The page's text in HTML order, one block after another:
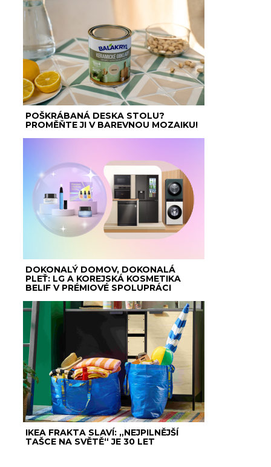
POŠKRÁBANÁ DESKA STOLU?
PROMĚŇTE JI V BAREVNOU MOZAIKU!
DOKONALÝ DOMOV, DOKONALÁ
PLEŤ: LG A KOREJSKÁ KOSMETIKA
BELIF V PRÉMIOVÉ SPOLUPRÁCI
IKEA FRAKTA SLAVÍ: „NEJPILNĚJŠÍ
TAŠCE NA SVĚTĚ“ JE 30 LET